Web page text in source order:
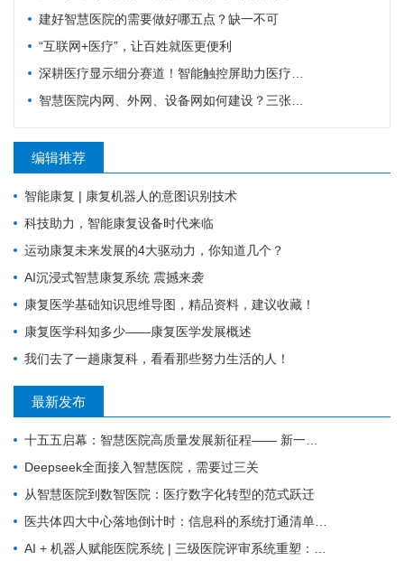
建好智慧医院的需要做好哪五点？缺一不可
“互联网+医疗”，让百姓就医更便利
深耕医疗显示细分赛道！智能触控屏助力医疗行业数字化革新
智慧医院内网、外网、设备网如何建设？三张拓扑图搞清楚
编辑推荐
智能康复 | 康复机器人的意图识别技术
科技助力，智能康复设备时代来临
运动康复未来发展的4大驱动力，你知道几个？
AI沉浸式智慧康复系统 震撼来袭
康复医学基础知识思维导图，精品资料，建议收藏！
康复医学科知多少——康复医学发展概述
我们去了一趟康复科，看看那些努力生活的人！
最新发布
十五五启幕：智慧医院高质量发展新征程—— 新一代 HIS/EMR + AI + 大数据，如何成为公立医院的新引擎？
Deepseek全面接入智慧医院，需要过三关
从智慧医院到数智医院：医疗数字化转型的范式跃迁
医共体四大中心落地倒计时：信息科的系统打通清单来了
AI + 机器人赋能医院系统 | 三级医院评审系统重塑：从突击迎检到长效提质